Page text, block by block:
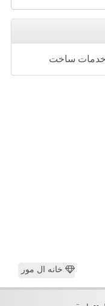
خدمات ساخت
خانه ال مور